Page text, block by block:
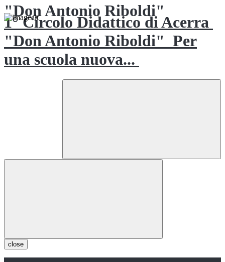
1° Circolo Didattico di Acerra
"Don Antonio Riboldi" Per
una scuola nuova...
close